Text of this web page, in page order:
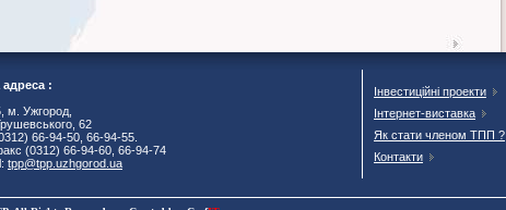
:
м. Ужгород,
62
66-94-50, 66-94-55.
(0312) 66-94-60, 66-94-74
tpp@tpp.uzhgorod.ua
Інвестиційні проекти
Інтернет-виставка
Як стати членом ТПП ?
Контакти